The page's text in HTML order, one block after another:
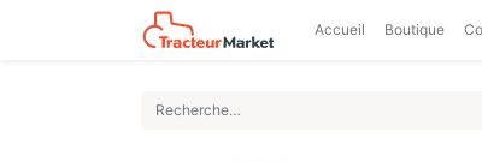
Accueil Boutique